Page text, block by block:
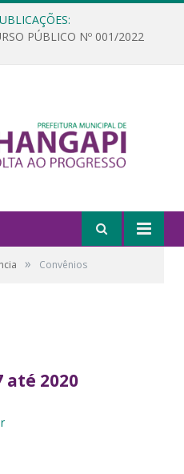
PÚBLICO Nº 001/2022
» Convênios
até 2020